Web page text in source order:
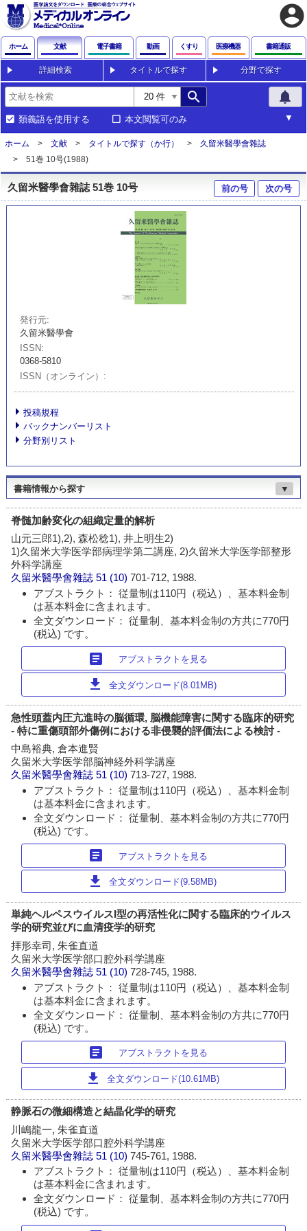
account_circle
ホーム 文献 電子書籍 動画 くすり 医療機器 書籍通販
詳細検索 タイトルで探す 分野で探す
search notifications
類義語を使用する 本文閲覧可のみ
ホーム 文献 タイトルで探す（か行）
久留米醫學會雜誌
51巻 10号(1988)
久留米醫學會雜誌 51巻 10号 前の号 次の号
発行元
久留米醫學會
ISSN
0368-5810
ISSN（オンライン）
投稿規程
バックナンバーリスト
分野別リスト
書籍情報から探す ▼
脊髄加齢変化の組織定量的解析
山元三郎1),2), 森松稔1), 井上明生2)
1)久留米大学医学部病理学第二講座, 2)久留米大学医学部整形
外科学講座
久留米醫學會雜誌 51 (10)701-712, 1988.
アブストラクト： 従量制は110円（税込）、基本料金制
は基本料金に含まれます。
全文ダウンロード： 従量制、基本料金制の方共に770円
(税込) です。
article アブストラクトを見る
download 全文ダウンロード(8.01MB)
急性頭蓋内圧亢進時の脳循環, 脳機能障害に関する臨床的研究
- 特に重傷頭部外傷例における非侵襲的評価法による検討 -
中島裕典, 倉本進賢
久留米大学医学部脳神経外科学講座
久留米醫學會雜誌 51 (10)713-727, 1988.
アブストラクト： 従量制は110円（税込）、基本料金制
は基本料金に含まれます。
全文ダウンロード： 従量制、基本料金制の方共に770円
(税込) です。
article アブストラクトを見る
download 全文ダウンロード(9.58MB)
単純ヘルペスウイルスI型の再活性化に関する臨床的ウイルス
学的研究並びに血清疫学的研究
拝形幸司, 朱雀直道
久留米大学医学部口腔外科学講座
久留米醫學會雜誌 51 (10)728-745, 1988.
アブストラクト： 従量制は110円（税込）、基本料金制
は基本料金に含まれます。
全文ダウンロード： 従量制、基本料金制の方共に770円
(税込) です。
article アブストラクトを見る
download 全文ダウンロード(10.61MB)
静脈石の微細構造と結晶化学的研究
川嶋龍一, 朱雀直道
久留米大学医学部口腔外科学講座
久留米醫學會雜誌 51 (10)745-761, 1988.
アブストラクト： 従量制は110円（税込）、基本料金制
は基本料金に含まれます。
全文ダウンロード： 従量制、基本料金制の方共に770円
(税込) です。